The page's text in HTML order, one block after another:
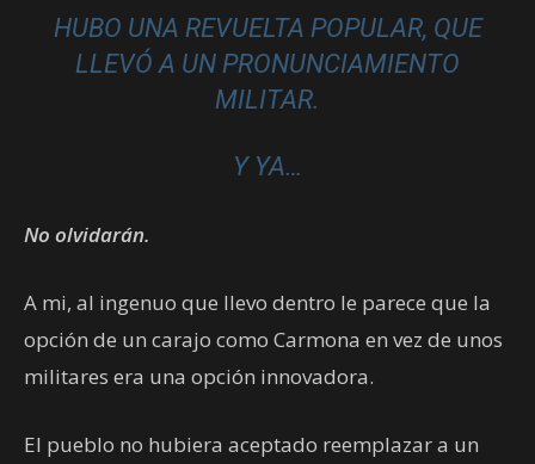
HUBO UNA REVUELTA POPULAR, QUE
LLEVÓ A UN PRONUNCIAMIENTO
MILITAR.
Y YA…
No olvidarán.
A mi, al ingenuo que llevo dentro le parece que la
opción de un carajo como Carmona en vez de unos
militares era una opción innovadora.
El pueblo no hubiera aceptado reemplazar a un